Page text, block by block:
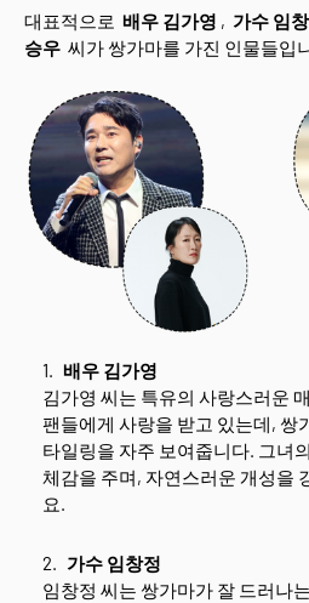
대표적으로 배우 김가영 , 가수 임
승우 씨가 쌍가마를 가진 인물들입
배우 김가영
김가영 씨는 특유의 사랑스러운
팬들에게 사랑을 받고 있는데, 쌍
타일링을 자주 보여줍니다. 그녀
체감을 주며, 자연스러운 개성을
요.
가수 임창정
임창정 씨는 쌍가마가 잘 드러나